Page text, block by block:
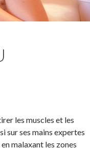
les muscles et les
sur ses mains expertes
malaxant les zones